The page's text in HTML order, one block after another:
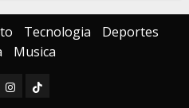
Tecnologia
Deportes
Musica
InstagramTIKTOK